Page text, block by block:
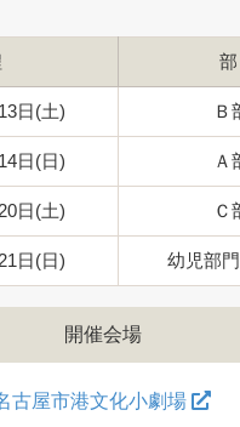
部
日(土) Ｂ
日(日) Ａ
日(土) Ｃ
日(日) 幼児部
開催会場
古屋市港文化小劇場